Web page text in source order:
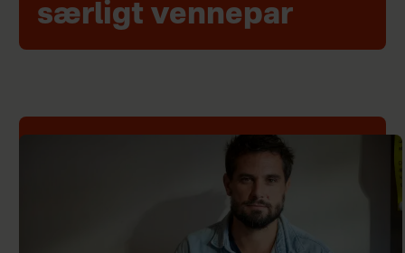
særligt vennepar